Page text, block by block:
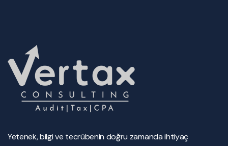
Yetenek, bilgi ve tecrübenin doğru zamanda ihtiyaç